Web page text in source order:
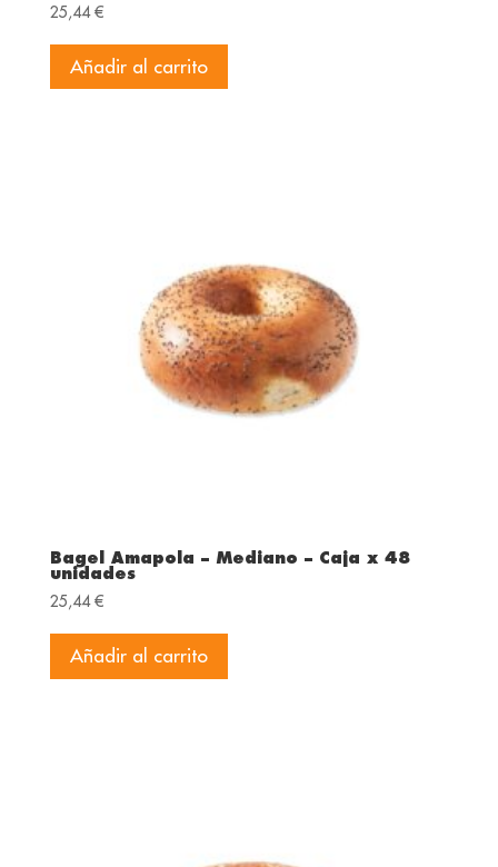
25,44€
Añadir al carrito
Bagel Amapola – Mediano – Caja x 48
unidades
25,44€
Añadir al carrito